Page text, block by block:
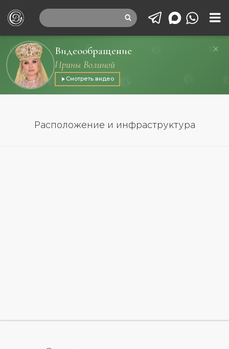
Видеообращение
Ирины Волиной
Смотреть видео
Расположение и инфраструктура